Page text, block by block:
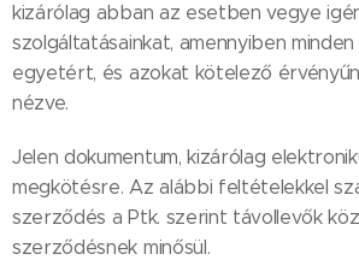
kizárólag abban az esetben vegye
szolgáltatásainkat, amennyiben
egyetért, és azokat kötelező
nézve.
Jelen dokumentum, kizárólag
megkötésre. Az alábbi feltételekkel
szerződés a Ptk. szerint távollevők
szerződésnek minősül.